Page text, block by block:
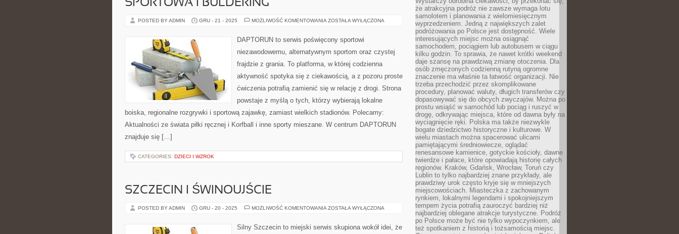
SPORTOWA I BULDERING
POSTED BY ADMIN GRU - 21 - 2025 MOŻLIWOŚĆ KOMENTOWANIA PARASPORT
Z
I
SPORTOWA
BULDERING
ZOSTAŁA WYŁĄCZONA
DAPTORUN to serwis poświęcony sportowi
niezawodowemu, alternatywnym sportom oraz czystej
frajdzie z grania. To platforma, w której codzienna
aktywność spotyka się z ciekawością, a z pozoru proste
ćwiczenia potrafią zamienić się w relację z drogi. Strona
powstaje z myślą o tych, którzy wybierają lokalne
boiska, regionalne rozgrywki i sportową zajawkę, zamiast wielkich stadionów. Polecamy:
Aktualności ze świata piłki ręcznej i Korfball i inne sporty mieszane. W centrum DAPTORUN
znajduje się […]
CATEGORIES: DZIECI I WZROK
SZCZECIN I ŚWINOUJŚCIE
POSTED BY ADMIN GRU - 20 - 2025 MOŻLIWOŚĆ KOMENTOWANIA SZCZECIN
ZOSTAŁA WYŁĄCZONA
Silny Szczecin to miejski serwis skupiona wokół idei, że
że atrakcyjna podróż nie zawsze wymaga lotu
samolotem i planowania z wielomiesięcznym
wyprzedzeniem. Jedną z największych zalet
podróżowania po Polsce jest dostępność. Wiele
interesujących miejsc można osiągnąć
samochodem, pociągiem lub autobusem w ciągu
kilku godzin. To sprawia, że nawet krótki weekend
daje szansę na prawdziwą zmianę otoczenia. Dla
osób zmęczonych codzienną rutyną ogromne
znaczenie ma właśnie ta łatwość organizacji. Nie
trzeba przechodzić przez skomplikowane
procedury, planować waluty, długich transferów czy
dopasowywać się do obcych zwyczajów. Można po
prostu wsiąść w samochód lub pociąg i ruszyć w
drogę, odkrywając miejsca, które od dawna były na
wyciągnięcie ręki. Polska ma także niezwykle
bogate dziedzictwo historyczne i kulturowe. W
wielu miastach można spacerować ulicami
pamiętającymi średniowiecze, oglądać
renesansowe kamienice, gotyckie kościoły, dawne
twierdze i pałace, które opowiadają historię całych
regionów. Kraków, Gdańsk, Wrocław, Toruń czy
Lublin to tylko najbardziej znane przykłady, ale
prawdziwy urok często kryje się w mniejszych
miejscowościach. Miasteczka z zachowanym
rynkiem, lokalnymi legendami i spokojniejszym
tempem życia potrafią zauroczyć bardziej niż
najbardziej oblegane atrakcje turystyczne. Podróż
po Polsce może być nie tylko wypoczynkiem, ale
też spotkaniem z historią i tożsamością miejsc.